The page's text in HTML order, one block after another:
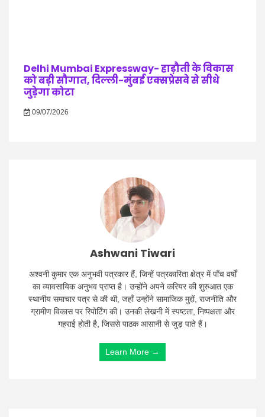
Delhi Mumbai Expressway- हाड़ौती के विकास
को बड़ी सौगात, दिल्ली-मुंबई एक्सप्रेसवे से सीधे
जुड़ेगा कोटा
09/07/2026
Ashwani Tiwari
अश्वनी कुमार एक अनुभवी पत्रकार हैं, जिन्हें पत्रकारिता क्षेत्र में पाँच वर्षों
का व्यावसायिक अनुभव प्राप्त है। उन्होंने अपने करियर की शुरुआत एक
स्थानीय समाचार पत्र से की थी, जहाँ उन्होंने सामाजिक मुद्दों, राजनीति और
ग्रामीण विकास पर रिपोर्टिंग की। उनकी लेखनी में स्पष्टता, निष्पक्षता और
गहराई होती है, जिससे पाठक आसानी से जुड़ पाते हैं।
Learn More →